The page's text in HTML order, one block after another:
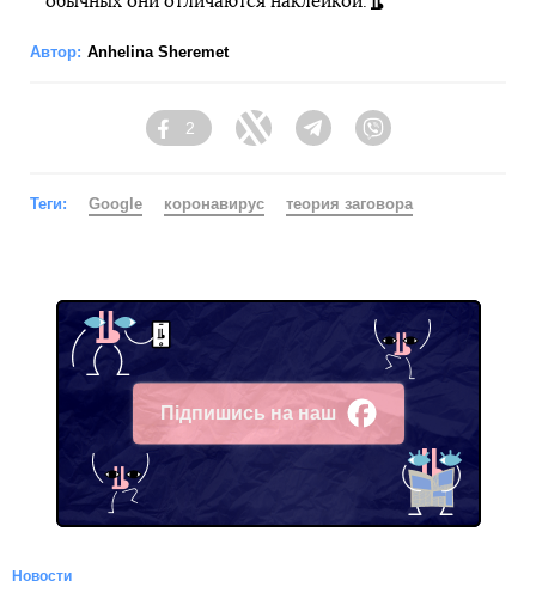
Автор: Anhelina Sheremet
Facebook
2
Twitter Telegram
Теги: Google коронавирус теория заговора
Підпишись на наш
Facebook
Новости